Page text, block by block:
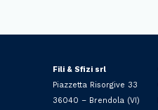
Fili & Sfizi srl
Piazzetta Risorgive 33
36040 – Brendola (VI)